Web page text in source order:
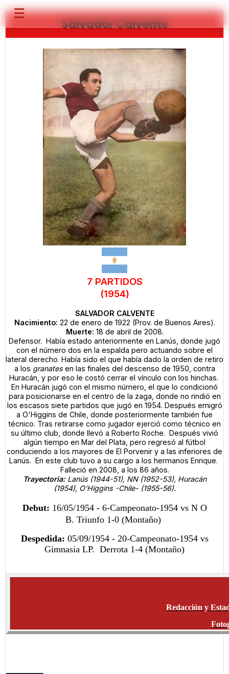
☰
Salvador Calvente
7 PARTIDOS
(1954)
SALVADOR CALVENTE
Nacimiento: 22 de enero de 1922 (Prov. de Buenos Aires).
Muerte: 18 de abril de 2008.
Defensor. Había estado anteriormente en Lanús, donde jugó
con el número dos en la espalda pero actuando sobre el
lateral derecho. Había sido el que había dado la orden de retiro
a los granatesen las finales del descenso de 1950, contra
Huracán, y por eso le costó cerrar el vínculo con los hinchas.
En Huracán jugó con el mismo número, el que lo condicionó
para posicionarse en el centro de la zaga, donde no rindió en
los escasos siete partidos que jugó en 1954. Después emigró
a O'Higgins de Chile, donde posteriormente también fue
técnico. Tras retirarse como jugador ejerció como técnico en
su último club, donde llevó a Roberto Roche. Después vivió
algún tiempo en Mar del Plata, pero regresó al fútbol
conduciendo a los mayores de El Porvenir y a las inferiores de
Lanús. En este club tuvo a su cargo a los hermanos Enrique.
Falleció en 2008, a los 86 años.
Trayectoria: Lanús (1944-51), NN (1952-53), Huracán
(1954), O'Higgins -Chile- (1955-56).
Debut: 16/05/1954 - 6-Campeonato-1954 vs N O
B. Triunfo 1-0 (Montaño)
Despedida: 05/09/1954 - 20-Campeonato-1954 vs
Gimnasia LP. Derrota 1-4 (Montaño)
Redacción y